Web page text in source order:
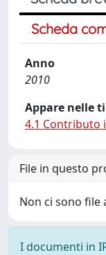
Scheda
Anno
2010
Appare nelle
4.1 Contributo
File in questo
Non ci sono file
I documenti in